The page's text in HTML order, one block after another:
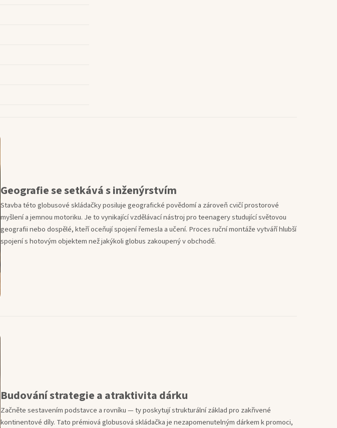
Geografie se setkává s inženýrstvím
Stavba této globusové skládačky posiluje geografické povědomí a zároveň cvičí prostorové
myšlení a jemnou motoriku. Je to vynikající vzdělávací nástroj pro teenagery studující světovou
geografii nebo dospělé, kteří oceňují spojení řemesla a učení. Proces ruční montáže vytváří hlubší
spojení s hotovým objektem než jakýkoli globus zakoupený v obchodě.
Budování strategie a atraktivita dárku
Začněte sestavením podstavce a rovníku — ty poskytují strukturální základ pro zakřivené
kontinentové díly. Tato prémiová globusová skládačka je nezapomenutelným dárkem k promoci,